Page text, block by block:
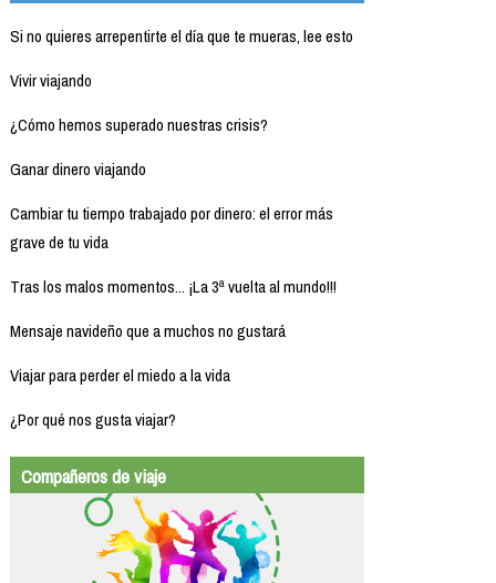
Si no quieres arrepentirte el día que te mueras, lee esto
Vivir viajando
¿Cómo hemos superado nuestras crisis?
Ganar dinero viajando
Cambiar tu tiempo trabajado por dinero: el error más
grave de tu vida
Tras los malos momentos... ¡La 3ª vuelta al mundo!!!
Mensaje navideño que a muchos no gustará
Viajar para perder el miedo a la vida
¿Por qué nos gusta viajar?
Compañeros de viaje